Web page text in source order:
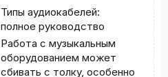
Типы аудиокабелей:
полное руководство
Работа с музыкальным
оборудованием может
сбивать с толку, особенно